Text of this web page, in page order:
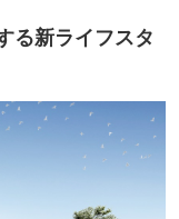
る新ライフスタ